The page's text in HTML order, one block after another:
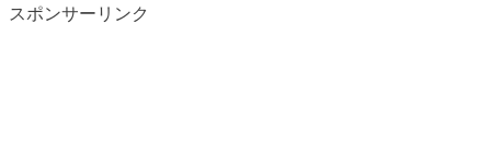
スポンサーリンク